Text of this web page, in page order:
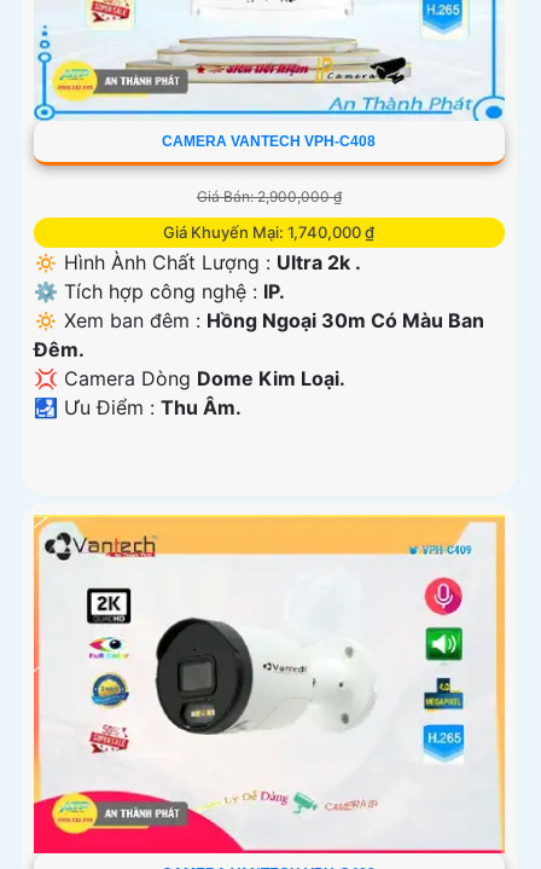
CAMERA VANTECH VPH-C408
Giá Bán: 2,900,000 ₫
Giá Khuyến Mại: 1,740,000 ₫
🔅 Hình Ành Chất Lượng : Ultra 2k .
⚙ Tích hợp công nghệ : IP.
🔅 Xem ban đêm : Hồng Ngoại 30m Có Màu Ban
Đêm.
💢 Camera Dòng Dome Kim Loại.
️🛃 Ưu Điểm : Thu Âm.